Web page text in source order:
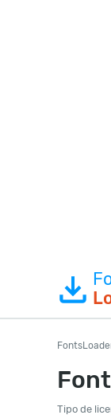
Tipo de